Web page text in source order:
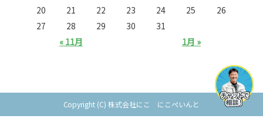
« 11月 1月 »
20
21 22 23 24 25
26
27
28 29 30 31
Copyright (C) 株式会社にこ にこぺいんと